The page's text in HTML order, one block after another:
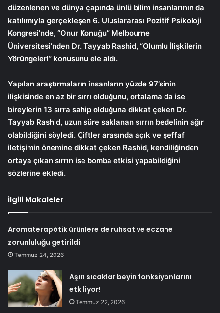
düzenlenen ve dünya çapında ünlü bilim insanlarının da
katılımıyla gerçekleşen 6. Uluslararası Pozitif Psikoloji
Kongresi’nde, “Onur Konuğu” Melbourne
Üniversitesi’nden Dr. Tayyab Rashid, “Olumlu İlişkilerin
Yörüngeleri” konusunu ele aldı.
Yapılan araştırmaların insanların yüzde 97’sinin
ilişkisinde en az bir sırrı olduğunu, ortalama da ise
bireylerin 13 sırra sahip olduğuna dikkat çeken Dr.
Tayyab Rashid, uzun süre saklanan sırrın bedelinin ağır
olabildiğini söyledi. Çiftler arasında açık ve şeffaf
iletişimin önemine dikkat çeken Rashid, kendiliğinden
ortaya çıkan sırrın ise bomba etkisi yapabildiğini
sözlerine ekledi.
İlgili Makaleler
Aromaterapötik ürünlere de ruhsat ve eczane
zorunluluğu getirildi
Temmuz 24, 2026
Aşırı sıcaklar beyin fonksiyonlarını
etkiliyor!
Temmuz 22, 2026